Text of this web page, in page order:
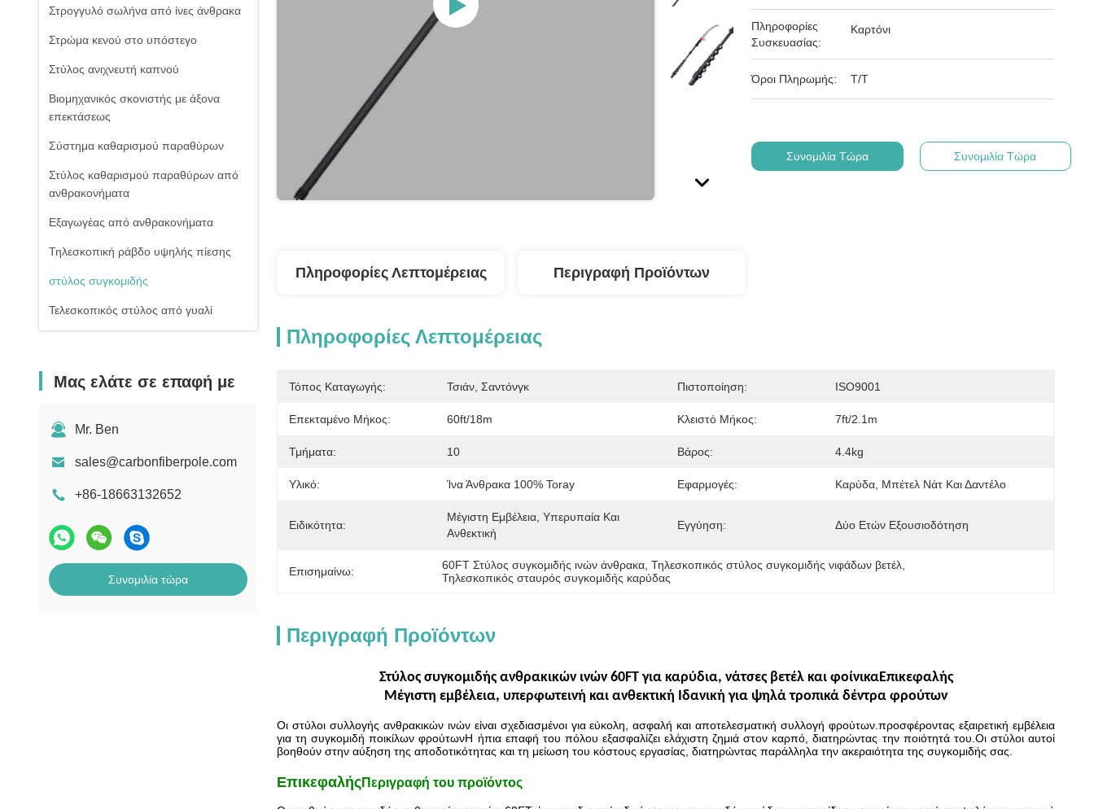
Στρογγυλό σωλήνα από ίνες άνθρακα
Στρώμα κενού στο υπόστεγο
Στύλος ανιχνευτή καπνού
Βιομηχανικός σκονιστής με άξονα
επεκτάσεως
Σύστημα καθαρισμού παραθύρων
Στύλος καθαρισμού παραθύρων από
ανθρακονήματα
Εξαγωγέας από ανθρακονήματα
Τηλεσκοπική ράβδο υψηλής πίεσης
στύλος συγκομιδής
Τελεσκοπικός στύλος από γυαλί
Μας ελάτε σε επαφή με
Mr. Ben
sales@carbonfiberpole.com
+86-18663132652
Συνομιλία τώρα
Πληροφορίες
Συσκευασίας:
Καρτόνι
Όροι Πληρωμής: Τ/Τ
Συνομιλία Τώρα Συνομιλία Τώρα
Πληροφορίες Λεπτομέρειας Περιγραφή Προϊόντων
Πληροφορίες Λεπτομέρειας
Τόπος Καταγωγής: Τσιάν, Σαντόνγκ Πιστοποίηση: ISO9001
Επεκταμένο Μήκος: 60ft/18m Κλειστό Μήκος: 7ft/2.1m
Τμήματα: 10 Βάρος: 4.4kg
Υλικό: Ίνα Άνθρακα 100% Toray Εφαρμογές: Καρύδα, Μπέτελ Νάτ Και Δαντέλο
Ειδικότητα:
Μέγιστη Εμβέλεια, Υπερυπαία Και
Ανθεκτική
Εγγύηση: Δύο Ετών Εξουσιοδότηση
Επισημαίνω: 60FT Στύλος συγκομιδής ινών άνθρακα , Τηλεσκοπικός στύλος συγκομιδής νιφάδων βετέλ
Τηλεσκοπικός σταυρός συγκομιδής καρύδας
Περιγραφή Προϊόντων
Στύλος συγκομιδής ανθρακικών ινών 60FT για καρύδια, νάτσες βετέλ και φοίνικαΕπικεφαλής
Μέγιστη εμβέλεια, υπερφωτεινή και ανθεκτική Ιδανική για ψηλά τροπικά δέντρα φρούτων
Οι στύλοι συλλογής ανθρακικών ινών είναι σχεδιασμένοι για εύκολη, ασφαλή και αποτελεσματική συλλογή φρούτων.προσφέροντας εξαιρετική εμβέλεια
για τη συγκομιδή ποικίλων φρούτωνΗ ήπια επαφή του πόλου εξασφαλίζει ελάχιστη ζημιά στον καρπό, διατηρώντας την ποιότητά του.Οι στύλοι αυτοί
βοηθούν στην αύξηση της αποδοτικότητας και τη μείωση του κόστους εργασίας, διατηρώντας παράλληλα την ακεραιότητα της συγκομιδής σας.
ΕπικεφαλήςΠεριγραφή του προϊόντος